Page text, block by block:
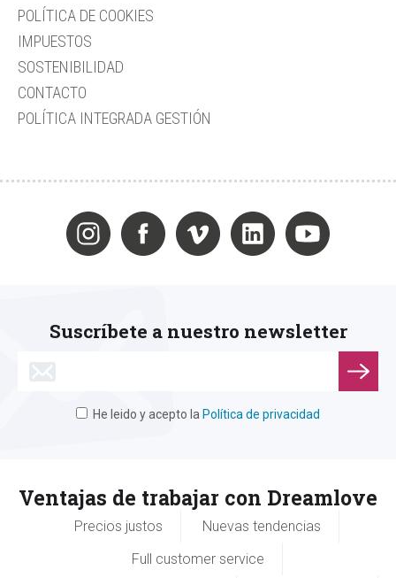
POLÍTICA DE COOKIES
IMPUESTOS
SOSTENIBILIDAD
CONTACTO
POLÍTICA INTEGRADA GESTIÓN
Suscríbete a nuestro newsletter
He leido y acepto la Política de privacidad
Ventajas de trabajar con Dreamlove
Precios justos
Nuevas tendencias
Full customer service